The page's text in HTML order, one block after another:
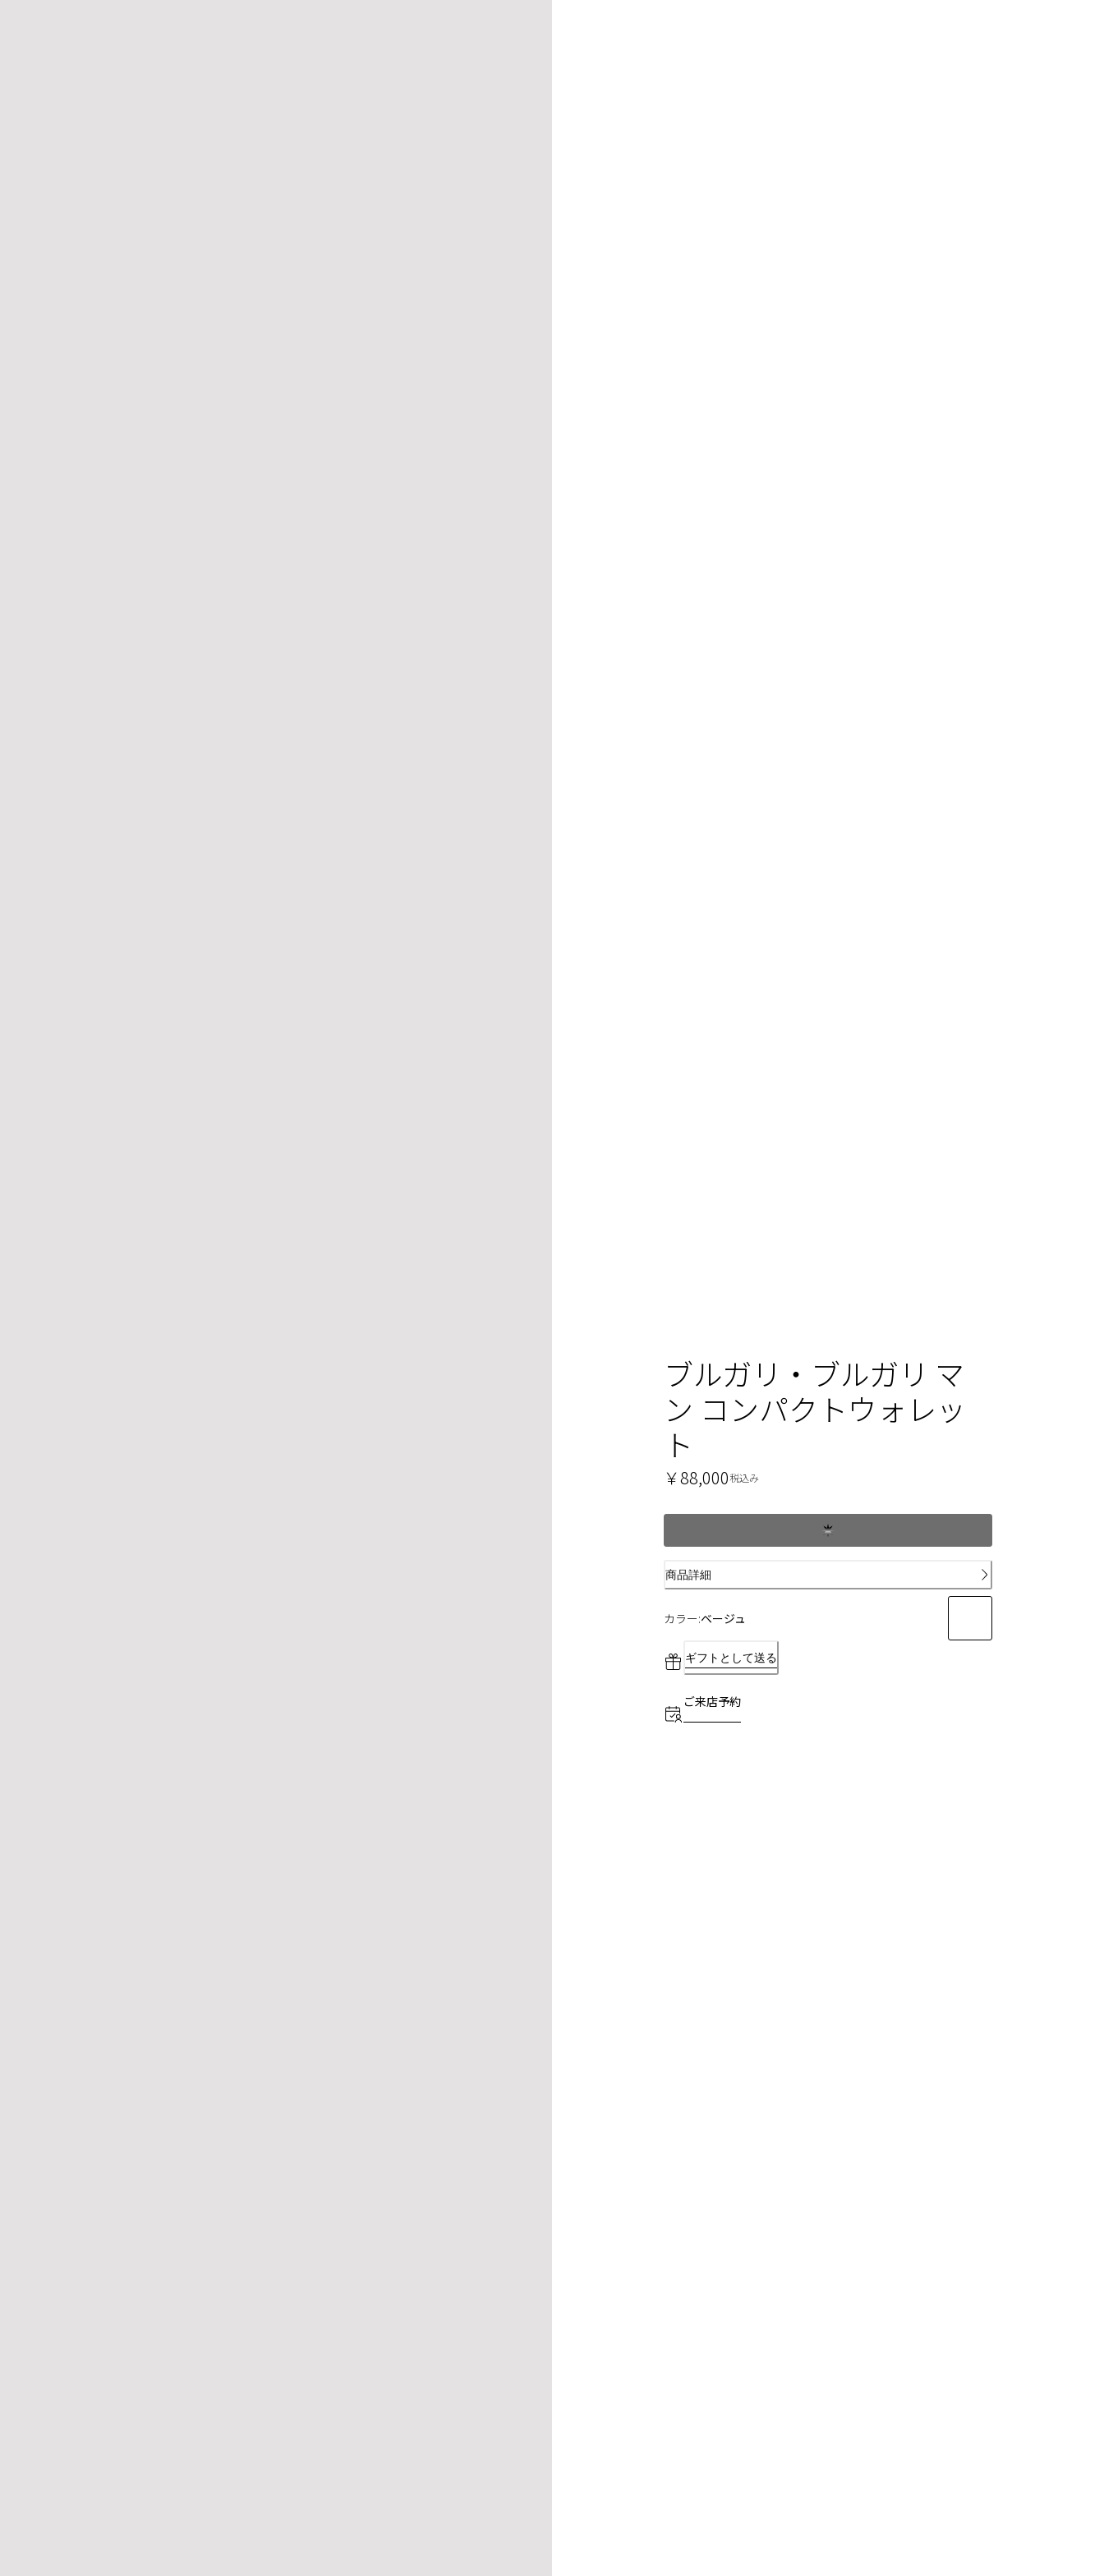
ブルガリ・ブルガリ マ
ン コンパクトウォレッ
ト
￥88,000現在の価格 ￥88,000
税込み
商品詳細
カラー:ベージュ
ギフトとして送る
ご来店予約